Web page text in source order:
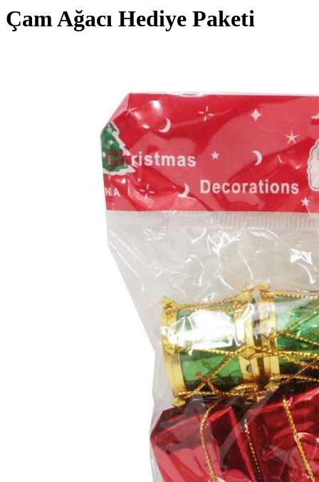
Çam Ağacı Hediye Paketi